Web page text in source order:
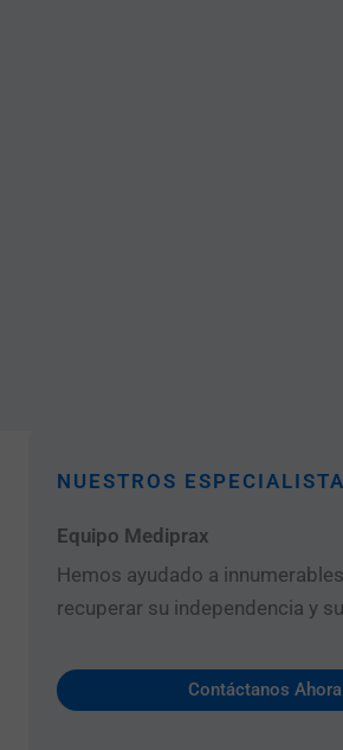
NUESTROS
Equipo Mediprax
Hemos ayudado a
recuperar su independencia y
Contáctanos Ahora